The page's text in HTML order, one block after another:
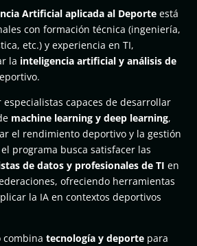
Artificial aplicada al Deporte está
con formación técnica (ingeniería,
etc.) y experiencia en TI,
la inteligencia artificial y análisis de
capaces de desarrollar
machine learning y deep learning,
el rendimiento deportivo y la gestión
programa busca satisfacer las
de datos y profesionales de TI en
ofreciendo herramientas
la IA en contextos deportivos
combina tecnología y deporte para